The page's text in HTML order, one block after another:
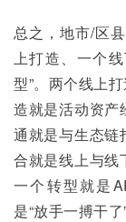
总之，地市/区
上打造、一个
型”。两个线上
造就是活动资产
通就是与生态链
合就是线上与线
一个转型就是
是“放手一搏干